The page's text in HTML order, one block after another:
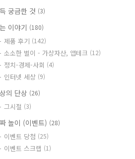
궁금한 것 (3)
이야기 (180)
제품 후기 (142)
소소한 벌이 - 가상자산, 앱테크 (12)
정치-경제-사회 (4)
인터넷 세상 (9)
의 단상 (26)
그시절 (3)
놀이 (이벤트) (28)
이벤트 당첨 (25)
이벤트 스크랩 (1)